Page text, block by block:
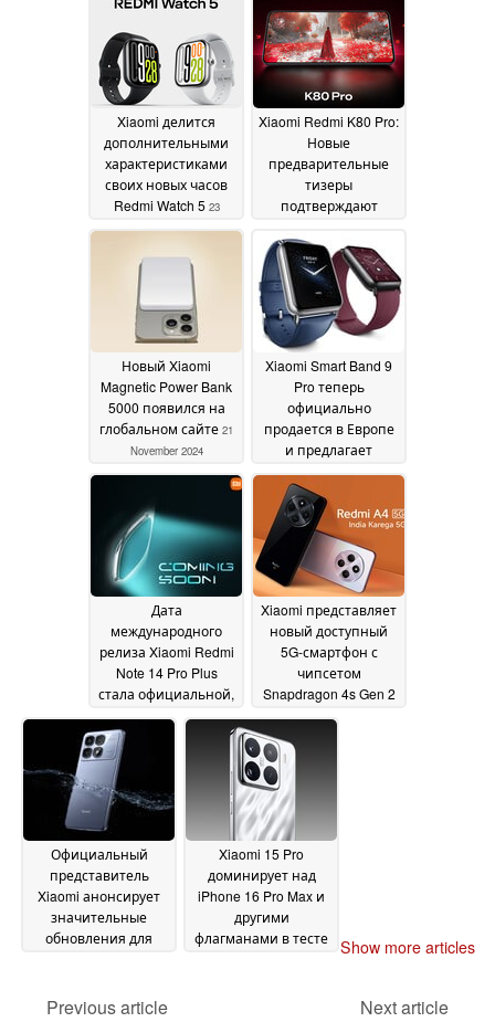
Xiaomi делится
дополнительными
характеристиками
своих новых часов
Redmi Watch 5 23
November 2024
Xiaomi Redmi K80 Pro:
Новые
предварительные
тизеры
подтверждают
аккумулятора
емкостью 6 000 мАч
и беспроводной
зарядки мощностью
50 Вт 23 November 2024
Новый Xiaomi
Magnetic Power Bank
5000 появился на
глобальном сайте 21
November 2024
Xiaomi Smart Band 9
Pro теперь
официально
продается в Европе
и предлагает
стартовые
предложения
November 2024
Дата
международного
релиза Xiaomi Redmi
Note 14 Pro Plus
стала официальной,
ожидаются и другие
новые смартфоны
21
Xiaomi представляет
новый доступный
5G-смартфон с
чипсетом
Snapdragon 4s Gen 2
20 November 2024
Официальный
представитель
Xiaomi анонсирует
значительные
обновления для
17 November 2024
Xiaomi 15 Pro
доминирует над
iPhone 16 Pro Max и
другими
флагманами в тесте
Show more articles
Previous article
Next article